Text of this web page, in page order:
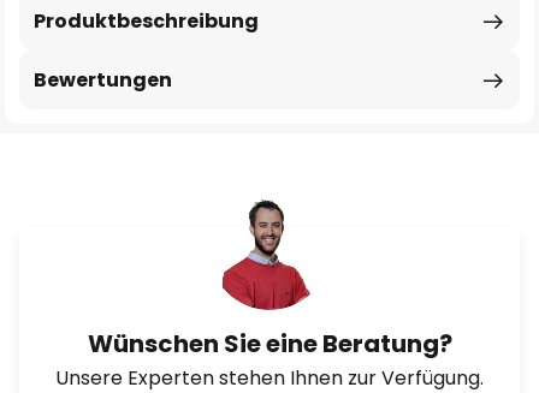
Produktbeschreibung
Bewertungen
Wünschen Sie eine Beratung?
Unsere Experten stehen Ihnen zur Verfügung.